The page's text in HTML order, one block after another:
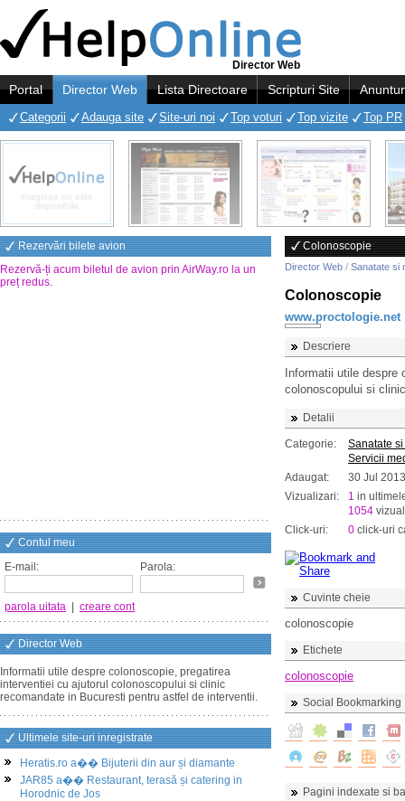
Director Web
Portal Director Web Lista Directoare Scripturi Site
Categorii Adauga site Site-uri noi Top voturi Top vizite Top PR
Rezervări bilete avion
Rezervă-ți acum biletul de avion prin AirWay.ro la un
preț redus.
Contul meu
E-mail:
Parola:
parola uitata creare cont
Director Web
Informatii utile despre colonoscopie, pregatirea
interventiei cu ajutorul colonoscopului si clinic
recomandate in Bucuresti pentru astfel de interventii.
Ultimele site-uri inregistrate
Heratis.ro a�� Bijuterii din aur și diamante
JAR85 a�� Restaurant, terasă și catering in
Horodnic de Jos
Colonoscopie
Director Web / Sanatate si
Colonoscopie
www.proctologie.net
Descriere
Informatii utile
colonoscopului si
Detalii
Categorie:
Sanatate
Servicii
Adaugat:
30 Jul 2013
Vizualizari:
1 in
1054
Click-uri:
0 click-uri
Cuvinte cheie
colonoscopie
Etichete
colonoscopie
Social Bookmarking
Pagini indexate si